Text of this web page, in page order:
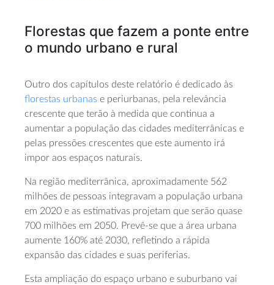
Florestas que fazem a ponte entre
o mundo urbano e rural
Outro dos capítulos deste relatório é dedicado às
florestas urbanas e periurbanas, pela relevância
crescente que terão à medida que continua a
aumentar a população das cidades mediterrânicas e
pelas pressões crescentes que este aumento irá
impor aos espaços naturais.
Na região mediterrânica, aproximadamente 562
milhões de pessoas integravam a população urbana
em 2020 e as estimativas projetam que serão quase
700 milhões em 2050. Prevê-se que a área urbana
aumente 160% até 2030, refletindo a rápida
expansão das cidades e suas periferias.
Esta ampliação do espaço urbano e suburbano vai